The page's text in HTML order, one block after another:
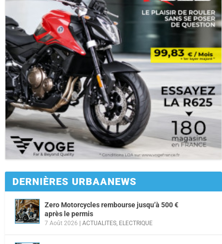
DERNIÈRES URBAANEWS
Zero Motorcycles rembourse jusqu’à 500 €
après le permis
7 Août 2026 ACTUALITES, ELECTRIQUE